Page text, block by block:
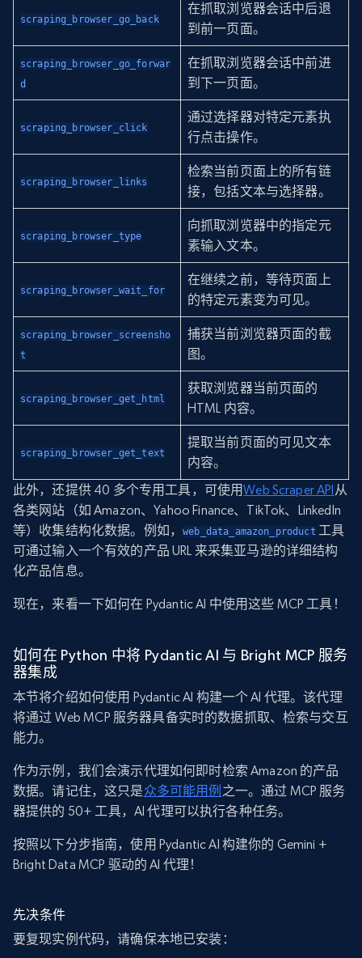
scraping_browser_go_back
在抓取浏览器会话中后退
到前一页面。
scraping_browser_go_forwar
d
在抓取浏览器会话中前进
到下一页面。
scraping_browser_click
通过选择器对特定元素执
行点击操作。
scraping_browser_links
检索当前页面上的所有链
接，包括文本与选择器。
scraping_browser_type
向抓取浏览器中的指定元
素输入文本。
scraping_browser_wait_for
在继续之前，等待页面上
的特定元素变为可见。
scraping_browser_screensho
t
捕获当前浏览器页面的截
图。
scraping_browser_get_html
获取浏览器当前页面的
HTML 内容。
scraping_browser_get_text
提取当前页面的可见文本
内容。
此外，还提供 40 多个专用工具，可使用Web Scraper API 从
各类网站（如 Amazon、Yahoo Finance、TikTok、LinkedIn
等）收集结构化数据。例如，web_data_amazon_product工具
可通过输入一个有效的产品 URL 来采集亚马逊的详细结构
化产品信息。
现在，来看一下如何在 Pydantic AI 中使用这些 MCP 工具！
如何在 Python 中将 Pydantic AI 与 Bright MCP 服务
器集成
本节将介绍如何使用 Pydantic AI 构建一个 AI 代理。该代理
将通过 Web MCP 服务器具备实时的数据抓取、检索与交互
能力。
作为示例，我们会演示代理如何即时检索 Amazon 的产品
数据。请记住，这只是众多可能用例 之一。通过 MCP 服务
器提供的 50+ 工具，AI 代理可以执行各种任务。
按照以下分步指南，使用 Pydantic AI 构建你的 Gemini +
Bright Data MCP 驱动的 AI 代理！
先决条件
要复现实例代码，请确保本地已安装：